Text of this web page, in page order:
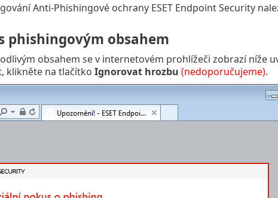
Anti-Phishingové ochrany ESET Endpoint Security
phishingovým obsahem
obsahem se v internetovém prohlížeči zobrazí níže
klikněte na tlačítko Ignorovat hrozbu (nedoporučujeme).